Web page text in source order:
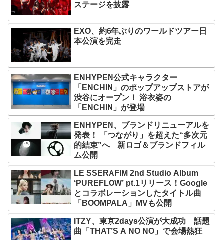
ステージを披露
EXO、約6年ぶりのワールドツアー日
本公演を完走
ENHYPEN公式キャラクター
「ENCHIN」のポップアップストアが
渋谷にオープン！ 浴衣姿の
「ENCHIN」が登場
ENHYPEN、ブランドリニューアルを
発表！ 「つながり」を超えた“多次元
的結束”へ 新ロゴ＆ブランドフィル
ム公開
LE SSERAFIM 2nd Studio Album
‘PUREFLOW’ pt.1リリース！Google
とコラボレーションしたタイトル曲
「BOOMPALA」MVも公開
ITZY、東京2days公演が大成功 話題
曲「THAT’S A NO NO」で会場熱狂